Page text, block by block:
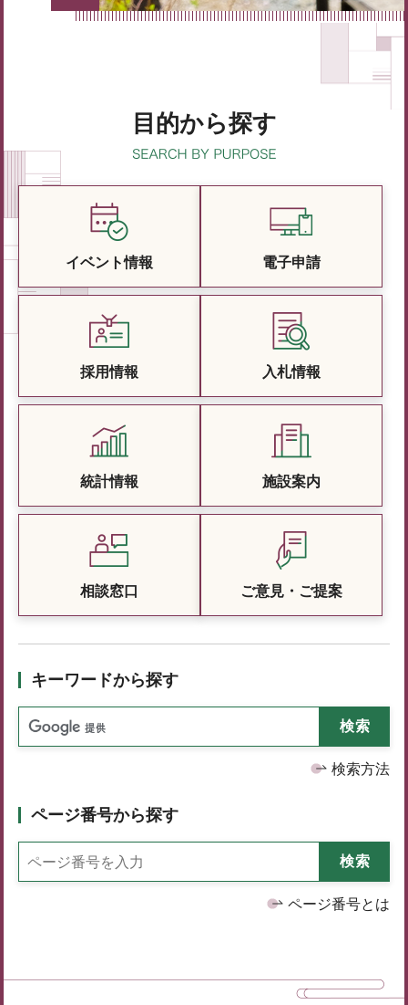
目的から探す
イベント情報 電子申請
採用情報 入札情報
統計情報 施設案内
相談窓口 ご意見・ご提案
キーワードから探す
検索方法
ページ番号から探す
ページ番号とは